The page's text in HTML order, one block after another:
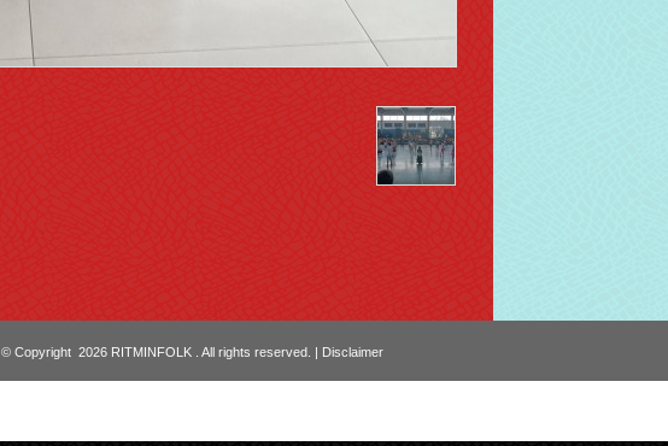
© Copyright 2026 RITMINFOLK . All rights reserved. | Disclaimer